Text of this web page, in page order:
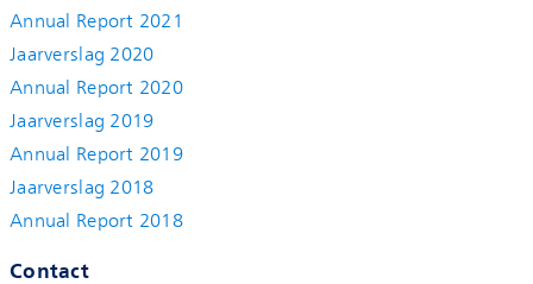
Annual Report 2021
Jaarverslag 2020
Annual Report 2020
Jaarverslag 2019
Annual Report 2019
Jaarverslag 2018
Annual Report 2018
Contact